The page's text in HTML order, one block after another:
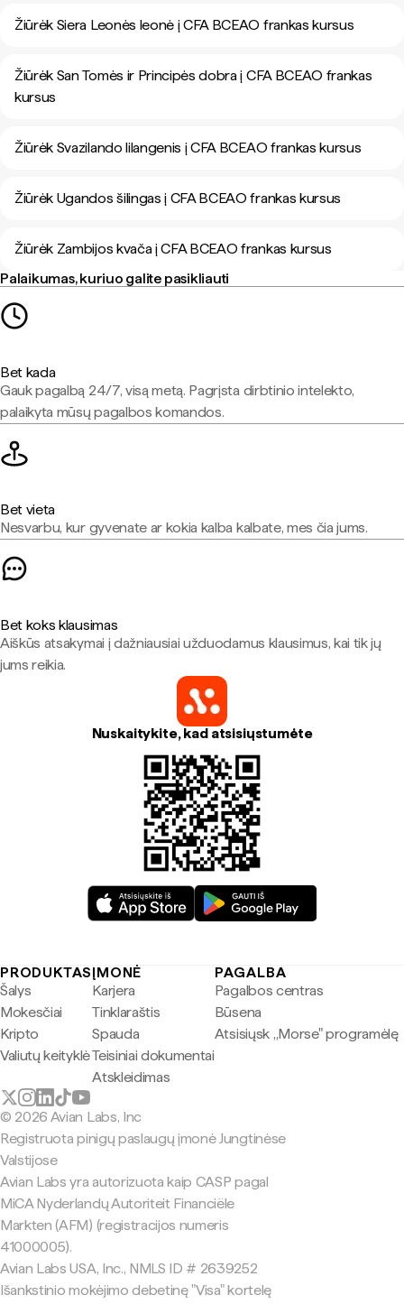
Žiūrėk Siera Leonės leonė į CFA BCEAO frankas kursus
Žiūrėk San Tomės ir Principės dobra į CFA BCEAO frankas
kursus
Žiūrėk Svazilando lilangenis į CFA BCEAO frankas kursus
Žiūrėk Ugandos šilingas į CFA BCEAO frankas kursus
Žiūrėk Zambijos kvača į CFA BCEAO frankas kursus
Palaikumas, kuriuo galite pasikliauti
Bet kada
Gauk pagalbą 24/7, visą metą. Pagrįsta dirbtinio intelekto,
palaikyta mūsų pagalbos komandos.
Bet vieta
Nesvarbu, kur gyvenate ar kokia kalba kalbate, mes čia jums.
Bet koks klausimas
Aiškūs atsakymai į dažniausiai užduodamus klausimus, kai tik jų
jums reikia.
Nuskaitykite, kad atsisiųstumėte
PRODUKTAS
Šalys
Mokesčiai
Kripto
Valiutų keityklė
ĮMONĖ
Karjera
Tinklaraštis
Spauda
Teisiniai dokumentai
Atskleidimas
PAGALBA
Pagalbos centras
Būsena
Atsisiųsk „Morse" programėlę
© 2026 Avian Labs, Inc
Registruota pinigų paslaugų įmonė Jungtinėse
Valstijose
Avian Labs yra autorizuota kaip CASP pagal
MiCA Nyderlandų Autoriteit Financiële
Markten (AFM) (registracijos numeris
41000005).
Avian Labs USA, Inc., NMLS ID # 2639252
Išankstinio mokėjimo debetinę "Visa" kortelę